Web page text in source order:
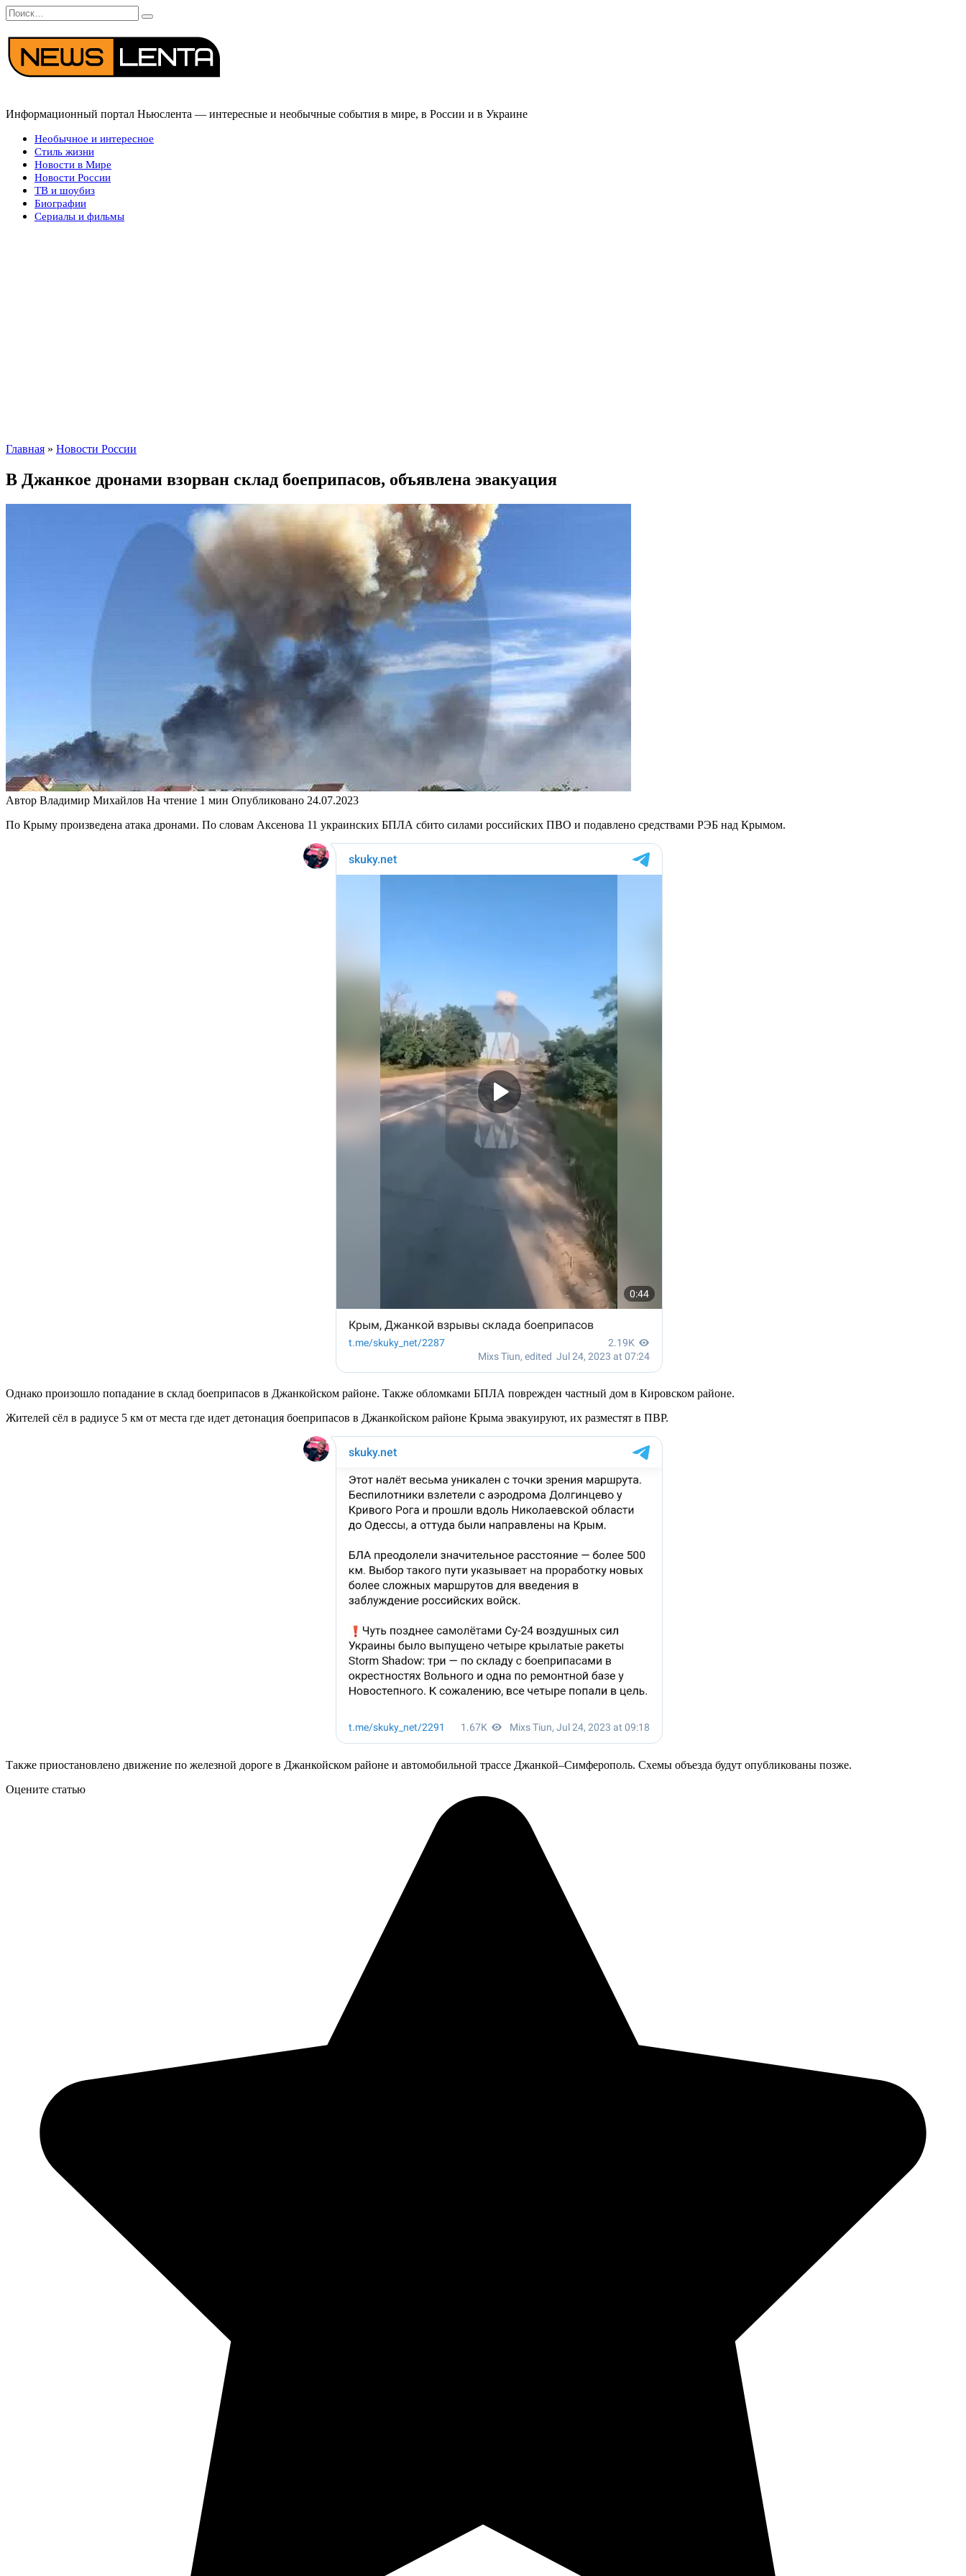
Перейти
к
содержанию
Search
for:
Информационный портал Ньюслента — интересные и необычные события в мире, в России и в Украине
Необычное и интересное
Стиль жизни
Новости в Мире
Новости России
ТВ и шоубиз
Биографии
Сериалы и фильмы
Главная » Новости России
В Джанкое дронами взорван склад боеприпасов, объявлена эвакуация
Автор Владимир Михайлов На чтение 1 мин Опубликовано 24.07.2023
По Крыму произведена атака дронами. По словам Аксенова 11 украинских БПЛА сбито силами российских ПВО и подавлено средствами РЭБ над Крымом.
Однако произошло попадание в склад боеприпасов в Джанкойском районе. Также обломками БПЛА поврежден частный дом в Кировском районе.
Жителей сёл в радиусе 5 км от места где идет детонация боеприпасов в Джанкойском районе Крыма эвакуируют, их разместят в ПВР.
Также приостановлено движение по железной дороге в Джанкойском районе и автомобильной трассе Джанкой–Симферополь. Схемы объезда будут опубликованы позже.
Оцените статью